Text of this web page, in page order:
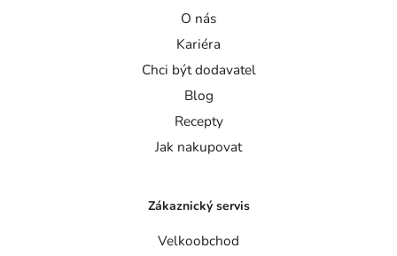
O nás
Kariéra
Chci být dodavatel
Blog
Recepty
Jak nakupovat
Zákaznický servis
Velkoobchod